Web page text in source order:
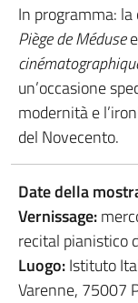
In programma: la
Piège de Méduse
un’occasione
modernità e
del Novecento.
Date della
Vernissage:
recital pianistico
Luogo:Istituto
Varenne, 75007